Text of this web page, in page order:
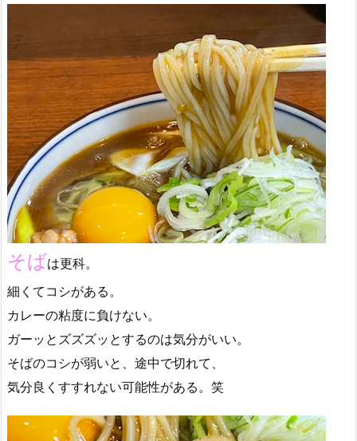
そばは更科。
細くてコシがある。
カレーの粘度に負けない。
ガーッとズズズッとするのは気分がいい。
そばのコシが弱いと、途中で切れて、
気分良くすすれない可能性がある。笑